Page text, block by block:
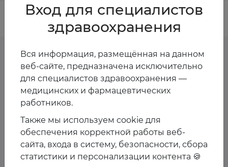
Предстоящие
мероприятия спикера
Пока мероприятия со спикером не запланированы
Вход для специалистов
здравоохранения
Вся информация, размещённая на данном
веб-сайте, предназначена исключительно
для специалистов здравоохранения —
медицинских и фармацевтических
работников.
Также мы используем cookie для
обеспечения корректной работы веб-
сайта, входа в систему, безопасности, сбора
статистики и персонализации контента 🍪